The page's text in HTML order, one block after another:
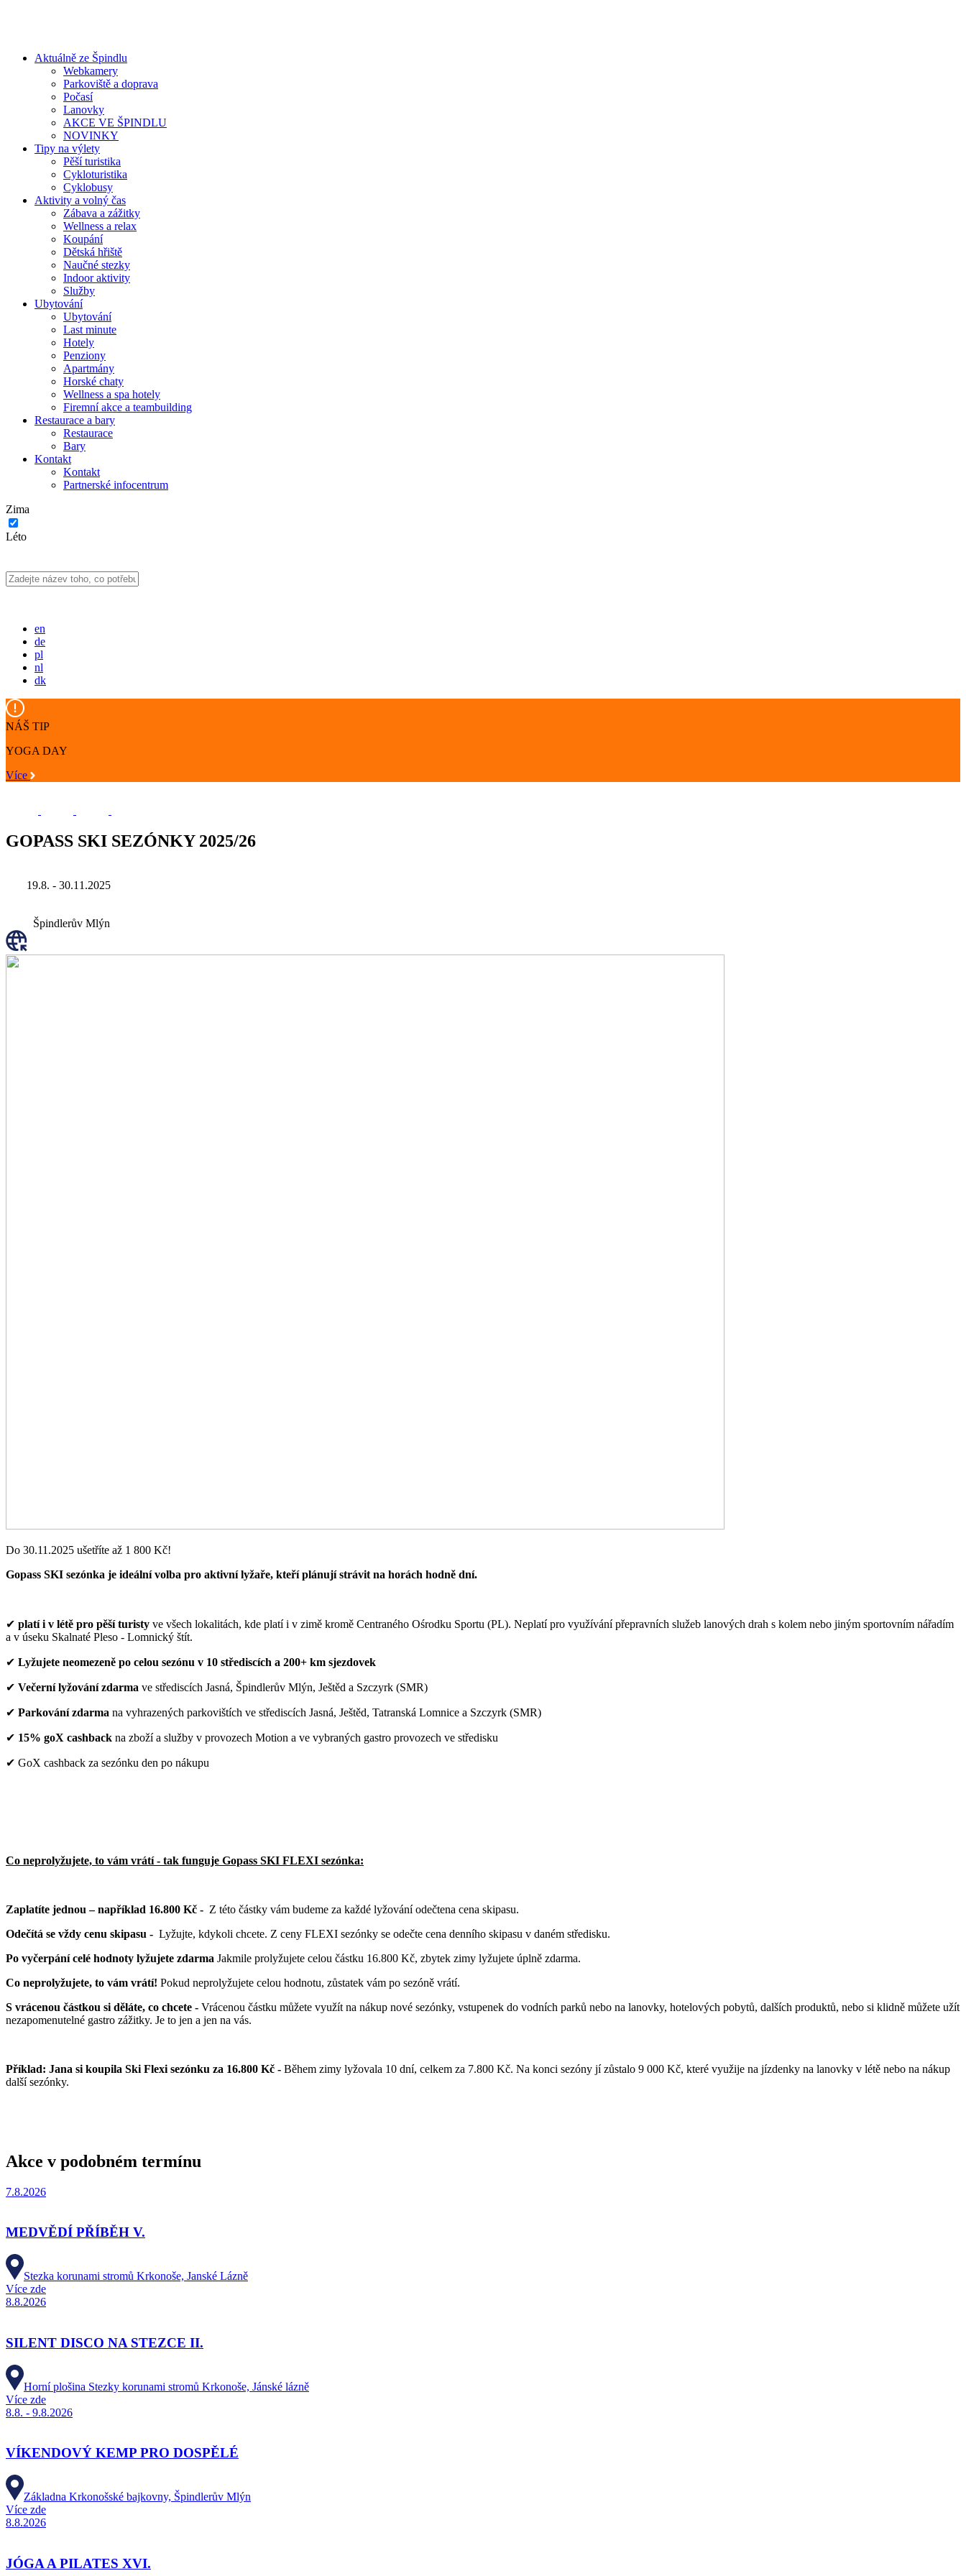
Aktuálně ze Špindlu
Webkamery
Parkoviště a doprava
Počasí
Lanovky
AKCE VE ŠPINDLU
NOVINKY
Tipy na výlety
Pěší turistika
Cykloturistika
Cyklobusy
Aktivity a volný čas
Zábava a zážitky
Wellness a relax
Koupání
Dětská hřiště
Naučné stezky
Indoor aktivity
Služby
Ubytování
Ubytování
Last minute
Hotely
Penziony
Apartmány
Horské chaty
Wellness a spa hotely
Firemní akce a teambuilding
Restaurace a bary
Restaurace
Bary
Kontakt
Kontakt
Partnerské infocentrum
Zima
Léto
en
de
pl
nl
dk
NÁŠ TIP
YOGA DAY
Více
GOPASS SKI SEZÓNKY 2025/26
19.8. - 30.11.2025
Špindlerův Mlýn
Do 30.11.2025 ušetříte až 1 800 Kč!
Gopass SKI sezónka je ideální volba pro aktivní lyžaře, kteří plánují strávit na horách hodně dní.
✔ platí i v létě pro pěší turisty ve všech lokalitách, kde platí i v zimě kromě Centraného Ośrodku Sportu (PL). Neplatí pro využívání přepravních služeb lanových drah s kolem nebo jiným sportovním nářadím
a v úseku Skalnaté Pleso - Lomnický štít.
✔ Lyžujete neomezeně po celou sezónu v 10 střediscích a 200+ km sjezdovek
✔ Večerní lyžování zdarma ve střediscích Jasná, Špindlerův Mlýn, Ještěd a Szczyrk (SMR)
✔ Parkování zdarma na vyhrazených parkovištích ve střediscích Jasná, Ještěd, Tatranská Lomnice a Szczyrk (SMR)
✔ 15% goX cashback na zboží a služby v provozech Motion a ve vybraných gastro provozech ve středisku
✔ GoX cashback za sezónku den po nákupu
Co neprolyžujete, to vám vrátí - tak funguje Gopass SKI FLEXI sezónka:
Zaplatíte jednou – například 16.800 Kč - Z této částky vám budeme za každé lyžování odečtena cena skipasu.
Odečítá se vždy cenu skipasu - Lyžujte, kdykoli chcete. Z ceny FLEXI sezónky se odečte cena denního skipasu v daném středisku.
Po vyčerpání celé hodnoty lyžujete zdarma Jakmile prolyžujete celou částku 16.800 Kč, zbytek zimy lyžujete úplně zdarma.
Co neprolyžujete, to vám vrátí! Pokud neprolyžujete celou hodnotu, zůstatek vám po sezóně vrátí.
S vrácenou částkou si děláte, co chcete - Vrácenou částku můžete využít na nákup nové sezónky, vstupenek do vodních parků nebo na lanovky, hotelových pobytů, dalších produktů, nebo si klidně můžete užít
nezapomenutelné gastro zážitky. Je to jen a jen na vás.
Příklad: Jana si koupila Ski Flexi sezónku za 16.800 Kč - Během zimy lyžovala 10 dní, celkem za 7.800 Kč. Na konci sezóny jí zůstalo 9 000 Kč, které využije na jízdenky na lanovky v létě nebo na nákup
další sezónky.
Akce v podobném termínu
7.8.2026
MEDVĚDÍ PŘÍBĚH V.
Stezka korunami stromů Krkonoše, Janské Lázně
Více zde
8.8.2026
SILENT DISCO NA STEZCE II.
Horní plošina Stezky korunami stromů Krkonoše, Jánské lázně
Více zde
8.8. - 9.8.2026
VÍKENDOVÝ KEMP PRO DOSPĚLÉ
Základna Krkonošské bajkovny, Špindlerův Mlýn
Více zde
8.8.2026
JÓGA A PILATES XVI.